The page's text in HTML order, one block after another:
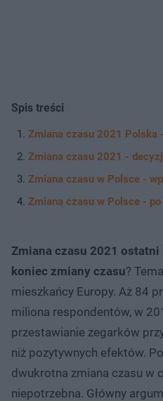
Spis treści
Zmiana czasu 2021 Polska
Zmiana czasu 2021 -
Zmiana czasu w Polsce -
Zmiana czasu w Polsce - po
Zmiana czasu 2021 ostatni
koniec zmiany czasu?
mieszkańcy Europy. Aż 84
miliona respondentów, w
przestawianie zegarków
niż pozytywnych efektów.
dwukrotna zmiana czasu w
niepotrzebna. Główny